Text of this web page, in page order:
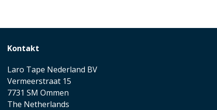
Kontakt
Laro Tape Nederland BV
Vermeerstraat 15
7731 SM Ommen
The Netherlands